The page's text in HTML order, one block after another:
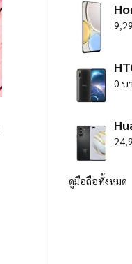
0 บ
ดูมือถือทั้งหมด